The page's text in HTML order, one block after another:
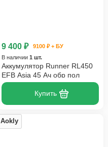
9 400 ₽
9100 ₽ + БУ
В наличии 1 шт.
Аккумулятор Runner RL450
EFB Asia 45 Ач обр пол
Купить
Aokly